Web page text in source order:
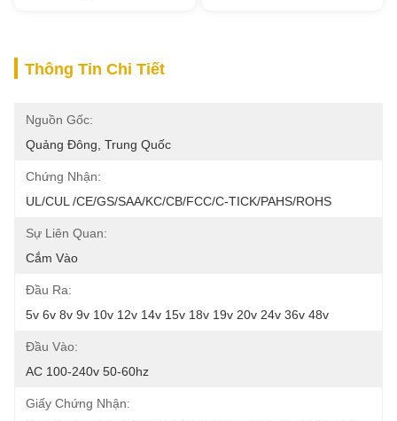
Thông Tin Chi Tiết
Nguồn Gốc:
Quảng Đông, Trung Quốc
Chứng Nhận:
UL/cUL /CE/GS/SAA/KC/CB/FCC/C-TICK/PAHS/ROHS
Sự Liên Quan:
Cắm Vào
Đầu Ra:
5v 6v 8v 9v 10v 12v 14v 15v 18v 19v 20v 24v 36v 48v
Đầu Vào:
AC 100-240v 50-60hz
Giấy Chứng Nhận: